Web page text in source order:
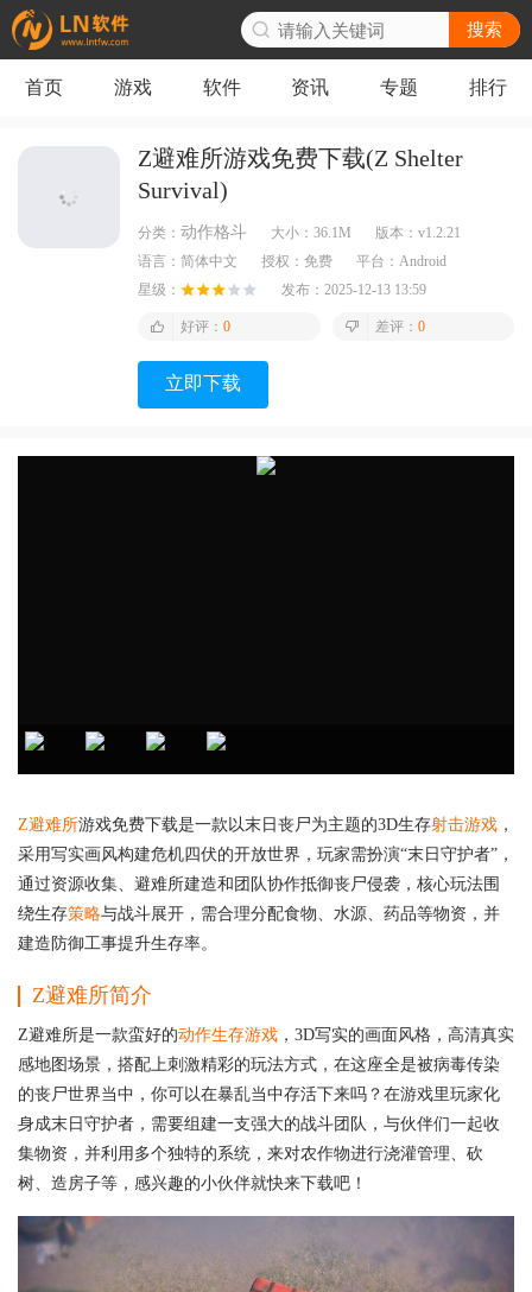
搜索
首页 游戏 软件 资讯 专题 排行
Z避难所游戏免费下载(Z Shelter
Survival)
分类： 动作格斗 大小： 36.1M 版本： v1.2.21
语言： 简体中文 授权： 免费 平台： Android
星级：
发布： 2025-12-13 13:59
好评： 0 差评： 0
立即下载
Z避难所游戏免费下载是一款以末日丧尸为主题的3D生存射击游戏 ，
采用写实画风构建危机四伏的开放世界‌，玩家需扮演“末日守护者”，
通过资源收集、避难所建造和团队协作抵御丧尸侵袭，核心玩法围
绕生存策略与战斗展开‌，需合理分配食物、水源、药品等物资，并
建造防御工事提升生存率‌。
Z避难所简介
Z避难所是一款蛮好的动作生存游戏 ，3D写实的画面风格，高清真实
感地图场景，搭配上刺激精彩的玩法方式，在这座全是被病毒传染
的丧尸世界当中，你可以在暴乱当中存活下来吗？在游戏里玩家化
身成末日守护者，需要组建一支强大的战斗团队，与伙伴们一起收
集物资，并利用多个独特的系统，来对农作物进行浇灌管理、砍
树、造房子等，感兴趣的小伙伴就快来下载吧！